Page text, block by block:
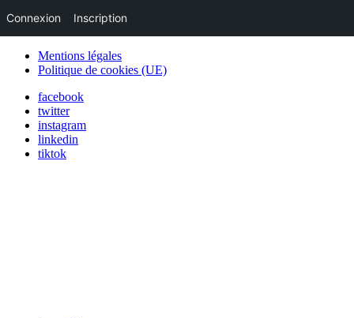
Mentions légales
Politique de cookies (UE)
facebook
twitter
instagram
linkedin
tiktok
Connexion Inscription